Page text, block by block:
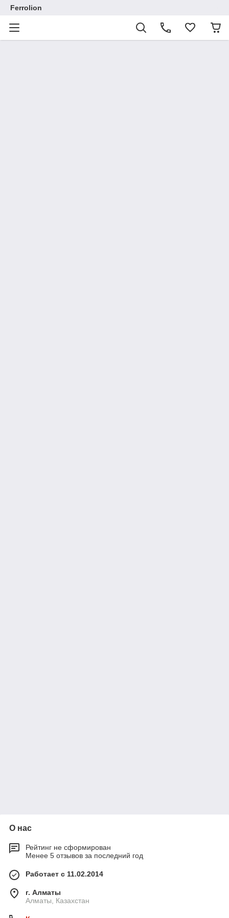
Ferrolion
О нас
Рейтинг не сформирован
Менее 5 отзывов за последний год
Работает с 11.02.2014
г. Алматы
Алматы, Казахстан